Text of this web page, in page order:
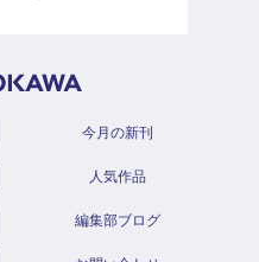
今月の新刊
人気作品
編集部ブログ